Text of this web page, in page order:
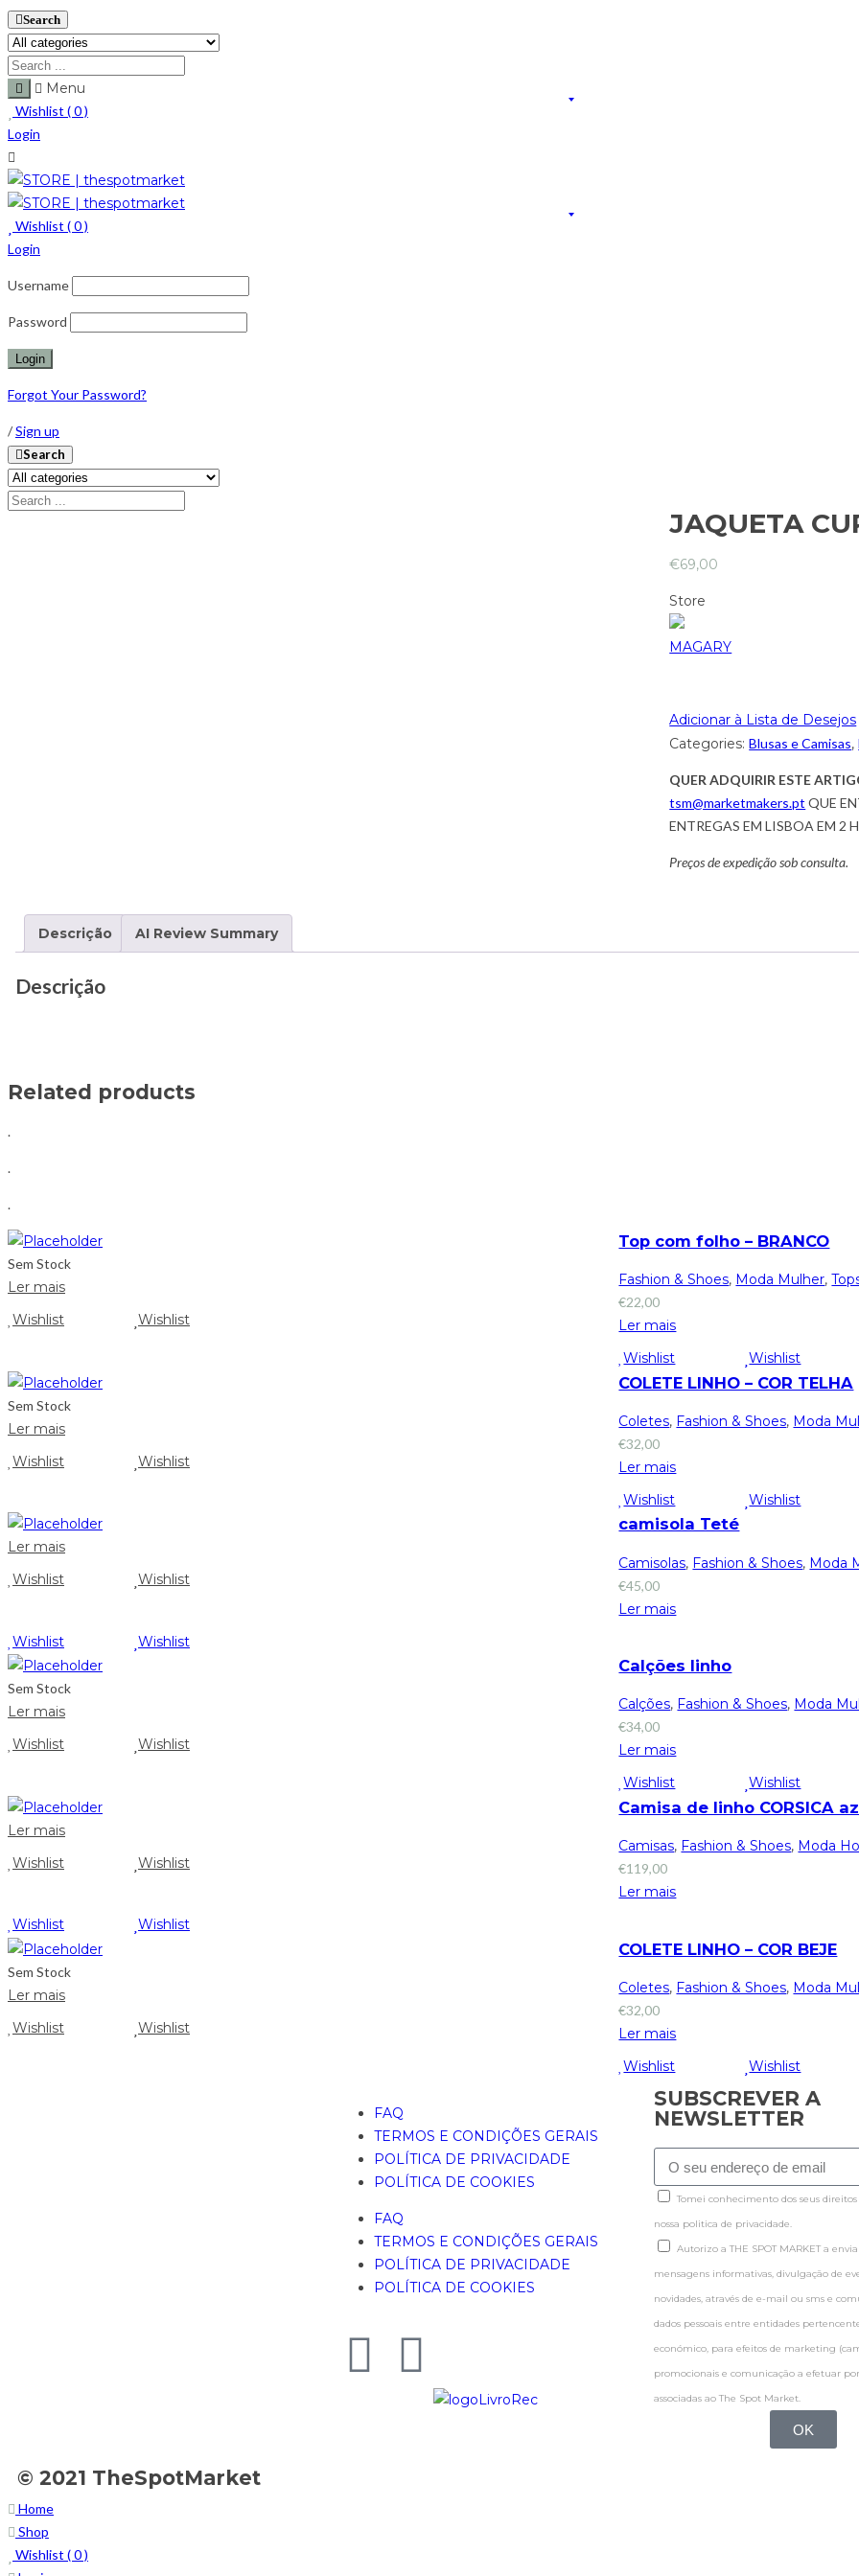
Search
Menu
Wishlist (0)
Login
Wishlist (0)
Login
Username
Password
Forgot Your Password?
/Sign up
Search
JAQUETA
€69,00
Store
MAGARY
Adicionar à Lista de Desejos
Categories:Blusas e Camisas,
QUER ADQUIRIR ESTE
tsm@marketmakers.pt QUE
ENTREGAS EM LISBOA EM 2
Preços de expedição sob consulta.
Descrição AI Review Summary
Descrição
Related products
.
.
.
Sem Stock
Ler mais
Wishlist
Wishlist
Top com folho – BRANCO
Fashion & Shoes, Moda Mulher,
€22,00
Ler mais
Wishlist
Wishlist
Sem Stock
Ler mais
Wishlist
Wishlist
COLETE LINHO – COR TELHA
Coletes, Fashion & Shoes, Moda
€32,00
Ler mais
Wishlist
Wishlist
Ler mais
Wishlist
Wishlist
camisola Teté
Camisolas, Fashion & Shoes, Moda
€45,00
Ler mais
Wishlist
Wishlist
Sem Stock
Ler mais
Wishlist
Wishlist
Calções linho
Calções, Fashion & Shoes, Moda
€34,00
Ler mais
Wishlist
Wishlist
Ler mais
Wishlist
Wishlist
Camisa de linho CORSICA
Camisas, Fashion & Shoes, Moda
€119,00
Ler mais
Wishlist
Wishlist
Sem Stock
Ler mais
Wishlist
Wishlist
COLETE LINHO – COR BEJE
Coletes, Fashion & Shoes, Moda
€32,00
Ler mais
Wishlist
Wishlist
FAQ
TERMOS E CONDIÇÕES GERAIS
POLÍTICA DE PRIVACIDADE
POLÍTICA DE COOKIES
FAQ
TERMOS E CONDIÇÕES GERAIS
POLÍTICA DE PRIVACIDADE
POLÍTICA DE COOKIES
SUBSCREVER A
NEWSLETTER
Tomei conhecimento dos seus
nossa politica de privacidade.
Autorizo a THE SPOT MARKET a
mensagens informativas, divulgação de
novidades, através de e-mail ou sms e
dados pessoais entre entidades
económico, para efeitos de marketing
promocionais e comunicação a efetuar
associadas ao The Spot Market.
OK
© 2021 TheSpotMarket
Home
Shop
Wishlist (0)